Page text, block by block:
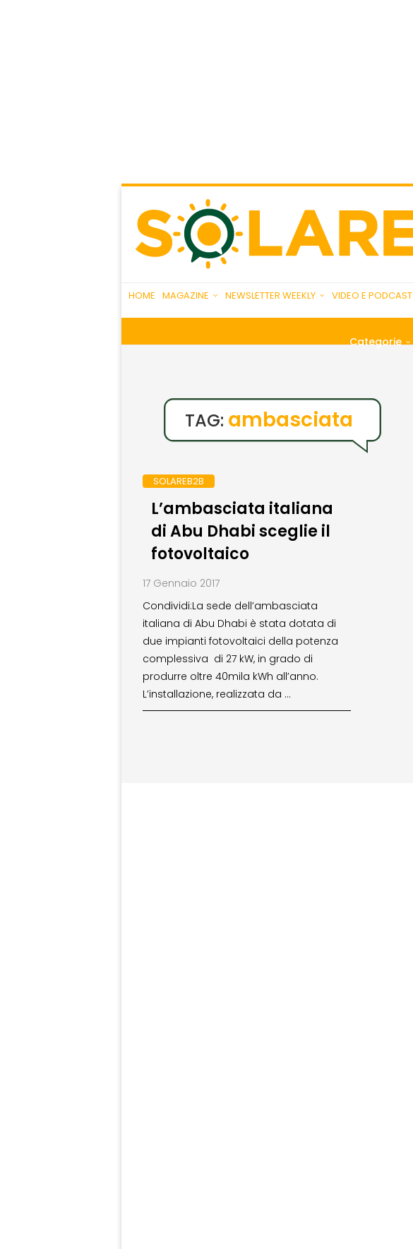
HOME MAGAZINE NEWSLETTER WEEKLY VIDEO E PODCAST
Categorie
TAG: ambasciata
SOLAREB2B
L’ambasciata italiana
di Abu Dhabi sceglie il
fotovoltaico
17 Gennaio 2017
Condividi:La sede dell’ambasciata
italiana di Abu Dhabi è stata dotata di
due impianti fotovoltaici della potenza
complessiva di 27 kW, in grado di
produrre oltre 40mila kWh all’anno.
L’installazione, realizzata da …